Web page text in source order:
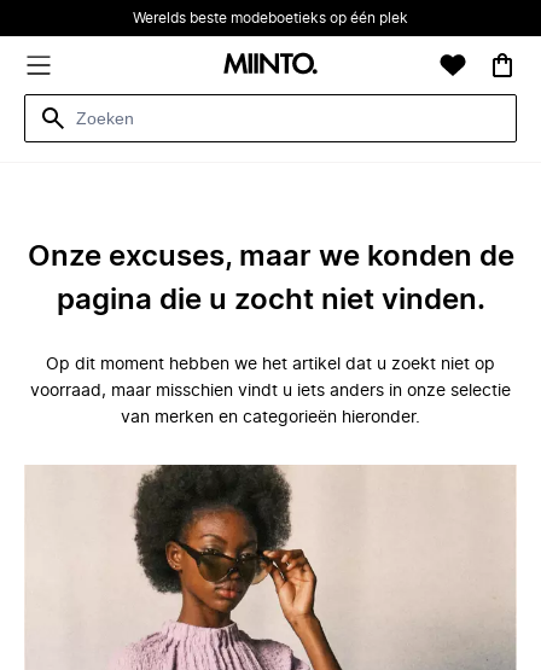
Werelds beste modeboetieks op één plek
Onze excuses, maar we konden de
pagina die u zocht niet vinden.
Op dit moment hebben we het artikel dat u zoekt niet op
voorraad, maar misschien vindt u iets anders in onze selectie
van merken en categorieën hieronder.